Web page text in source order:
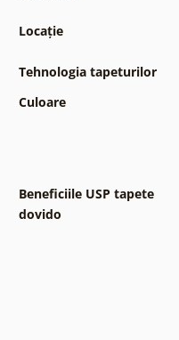
Locație
Tehnologia tapeturilor
Culoare
Beneficiile USP tapete
dovido